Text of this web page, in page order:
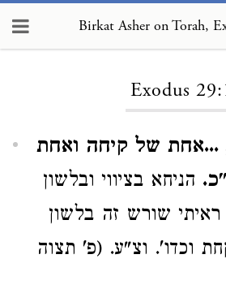
Birkat Asher on Torah,
Exodus
...אחת של קיחה ואחת
הניחא בציווי ובלשון
שורש זה בלשון
וכדו'. וצ"ע. (פ' תצוה